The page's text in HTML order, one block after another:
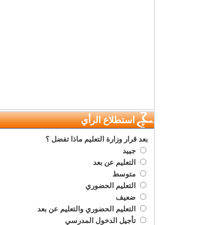
استطلاع الرأي
بعد قرار وزارة التعليم ماذا تفضل ؟
جييد
التعليم عن بعد
متوسط
التعليم الحضوري
ضعيف
التعليم الحضوري والتعليم عن بعد
تأجيل الدخول المدرسي